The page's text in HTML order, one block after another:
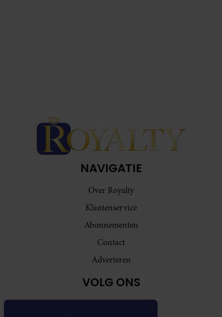
NAVIGATIE
Over Royalty
Klantenservice
Abonnementen
Contact
Adverteren
VOLG ONS